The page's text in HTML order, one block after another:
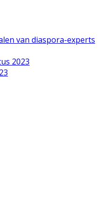
van diaspora-experts
2023